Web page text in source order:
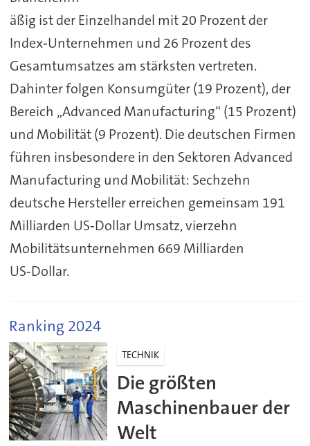
äßig ist der Einzelhandel mit 20 Prozent der
Index‑Unternehmen und 26 Prozent des
Gesamtumsatzes am stärksten vertreten.
Dahinter folgen Konsumgüter (19 Prozent), der
Bereich „Advanced Manufacturing“ (15 Prozent)
und Mobilität (9 Prozent). Die deutschen Firmen
führen insbesondere in den Sektoren Advanced
Manufacturing und Mobilität: Sechzehn
deutsche Hersteller erreichen gemeinsam 191
Milliarden US‑Dollar Umsatz, vierzehn
Mobilitätsunternehmen 669 Milliarden
US‑Dollar.
Ranking 2024
TECHNIK
Die größten
Maschinenbauer der
Welt